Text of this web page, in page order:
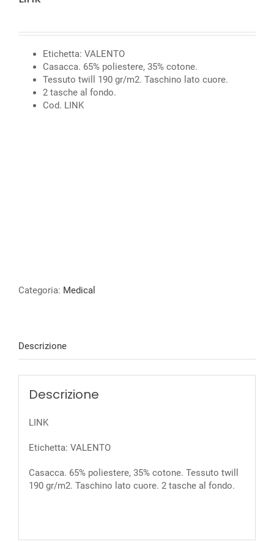
Etichetta: VALENTO
Casacca. 65% poliestere, 35% cotone.
Tessuto twill 190 gr/m2. Taschino lato cuore.
2 tasche al fondo.
Cod. LINK
Categoria: Medical
Descrizione
Descrizione
LINK
Etichetta: VALENTO
Casacca. 65% poliestere, 35% cotone. Tessuto twill
190 gr/m2. Taschino lato cuore. 2 tasche al fondo.